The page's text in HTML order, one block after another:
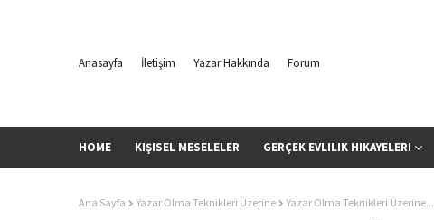
Anasayfa İletişim Yazar Hakkında Forum
HOME KIŞISEL MESELELER GERÇEK EVLILIK HIKAYELERI
Ana Sayfa Yazar Olma Teknikleri Üzerine Yazar Olma Teknikleri Üzerine...